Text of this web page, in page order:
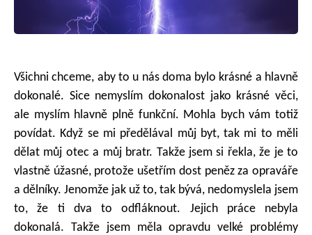
Všichni chceme, aby to u nás doma bylo krásné a hlavně
dokonalé. Sice nemyslím dokonalost jako krásné věci,
ale myslím hlavně plně funkční. Mohla bych vám totiž
povídat. Když se mi předělával můj byt, tak mi to měli
dělat můj otec a můj bratr. Takže jsem si řekla, že je to
vlastně úžasné, protože ušetřím dost peněz za opraváře
a dělníky. Jenomže jak už to, tak bývá, nedomyslela jsem
to, že ti dva to odfláknout. Jejich práce nebyla
dokonalá. Takže jsem měla opravdu velké problémy